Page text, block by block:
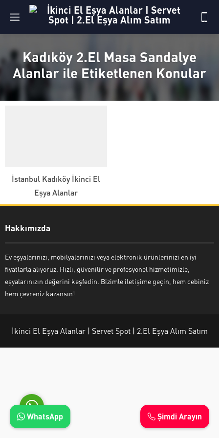
Kadıköy 2.El Masa Sandalye
Alanlar ile Etiketlenen Konular
İstanbul Kadıköy İkinci El
Eşya Alanlar
Hakkımızda
Ev eşyalarınızı, mobilyalarınızı veya elektronik ürünlerinizi en iyi
fiyatlarla alıyoruz. Hızlı, güvenilir ve profesyonel hizmetimizle,
eşyalarınızın değerini keşfedin. Bizimle iletişime geçin, hem cebiniz
hem çevreniz kazansın!
İkinci El Eşya Alanlar | Servet Spot | 2.El Eşya Alım Satım
Ayşe Yılmaz
Şimdi Arayın
WhatsApp